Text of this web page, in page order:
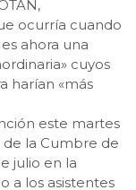
ocurría cuando
ahora una
cuyos
harían «más
este martes
la Cumbre de
julio en la
a los asistentes